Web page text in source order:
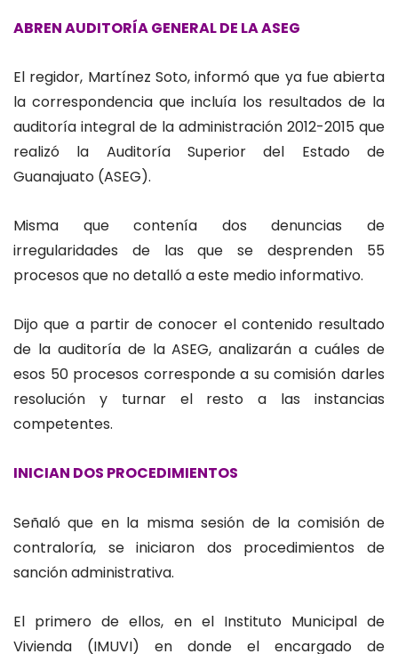
ABREN AUDITORÍA GENERAL DE LA ASEG
El regidor, Martínez Soto, informó que ya fue abierta
la correspondencia que incluía los resultados de la
auditoría integral de la administración 2012-2015 que
realizó la Auditoría Superior del Estado de
Guanajuato (ASEG).
Misma que contenía dos denuncias de
irregularidades de las que se desprenden 55
procesos que no detalló a este medio informativo.
Dijo que a partir de conocer el contenido resultado
de la auditoría de la ASEG, analizarán a cuáles de
esos 50 procesos corresponde a su comisión darles
resolución y turnar el resto a las instancias
competentes.
INICIAN DOS PROCEDIMIENTOS
Señaló que en la misma sesión de la comisión de
contraloría, se iniciaron dos procedimientos de
sanción administrativa.
El primero de ellos, en el Instituto Municipal de
Vivienda (IMUVI) en donde el encargado de